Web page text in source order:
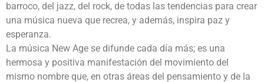
barroco, del jazz, del rock, de todas las tendencias para crear
una música nueva que recrea, y además, inspira paz y
esperanza.
La música New Age se difunde cada día más; es una
hermosa y positiva manifestación del movimiento del
mismo nombre que, en otras áreas del pensamiento y de la